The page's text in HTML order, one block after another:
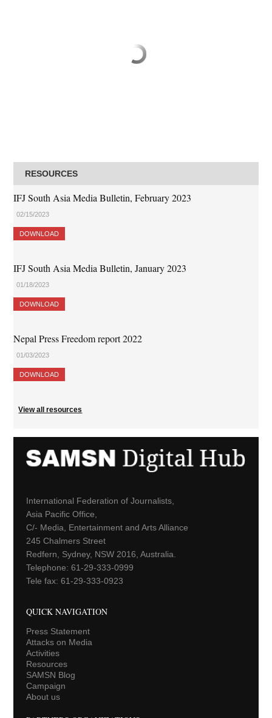
RESOURCES
IFJ South Asia Media Bulletin, February 2023
02/15/2023
DOWNLOAD
IFJ South Asia Media Bulletin, January 2023
01/18/2023
DOWNLOAD
Nepal Press Freedom report 2022
01/03/2023
DOWNLOAD
View all resources
International Federation of Journalists,
Asia Pacific Office,
C/- Media, Entertainment and Arts Alliance
245 Chalmers Street
Redfern, Sydney, NSW 2016, Australia.
Telephone: 61-29-333-0999
Tele fax: 61-29-333-0923
QUICK NAVIGATION
Press Statement
Attacks on Media
Activities
Resources
SAMSN Blog
Campaign
About us